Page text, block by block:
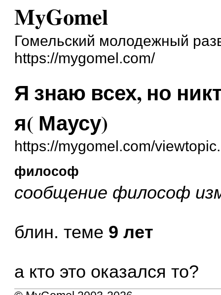
MyGomel
Гомельский молодежный
https://mygomel.com/
Я знаю всех, но
я( Маусу)
https://mygomel.com/
философ
сообщение философ
блин. теме 9 лет
а кто это оказался то?